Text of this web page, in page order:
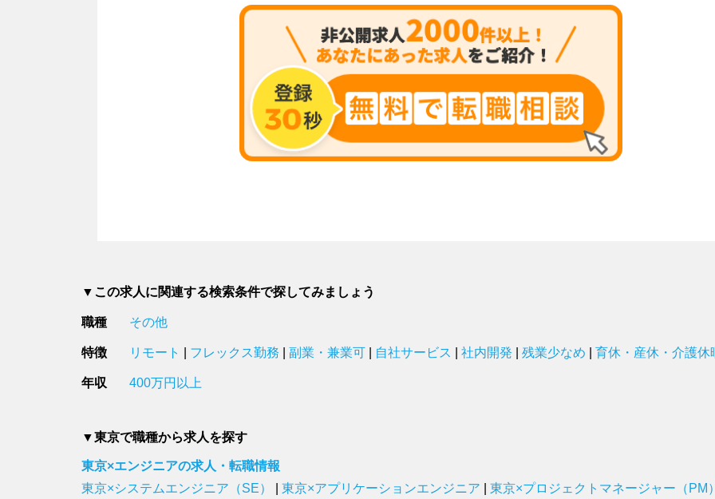
▼この求人に関連する検索条件で探してみましょう
職種 その他
特徴 リモート フレックス勤務 副業・兼業可 自社サービス 社内開発 残業少なめ 育休・産休・介護休
年収 400万円以上
▼東京で職種から求人を探す
東京×エンジニアの求人・転職情報
東京×システムエンジニア（SE）
東京×アプリケーションエンジニア 東京×プロジェクトマネージャー（PM